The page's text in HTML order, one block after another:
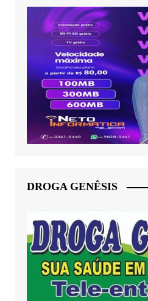
DROGA GENÊSIS